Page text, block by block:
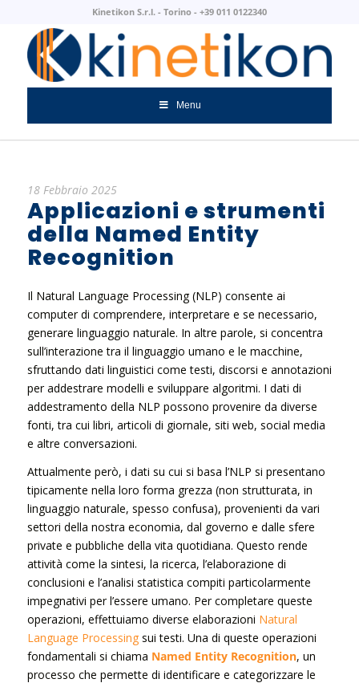
Kinetikon S.r.l. - Torino - +39 011 0122340
Menu
18 Febbraio 2025
Applicazioni e strumenti
della Named Entity
Recognition
Il Natural Language Processing (NLP) consente ai
computer di comprendere, interpretare e se necessario,
generare linguaggio naturale. In altre parole, si concentra
sull’interazione tra il linguaggio umano e le macchine,
sfruttando dati linguistici come testi, discorsi e annotazioni
per addestrare modelli e sviluppare algoritmi. I dati di
addestramento della NLP possono provenire da diverse
fonti, tra cui libri, articoli di giornale, siti web, social media
e altre conversazioni.
Attualmente però, i dati su cui si basa l’NLP si presentano
tipicamente nella loro forma grezza (non strutturata, in
linguaggio naturale, spesso confusa), provenienti da vari
settori della nostra economia, dal governo e dalle sfere
private e pubbliche della vita quotidiana. Questo rende
attività come la sintesi, la ricerca, l’elaborazione di
conclusioni e l’analisi statistica compiti particolarmente
impegnativi per l’essere umano. Per completare queste
operazioni, effettuiamo diverse elaborazioni Natural
Language Processingsui testi. Una di queste operazioni
fondamentali si chiama Named Entity Recognition, un
processo che permette di identificare e categorizzare le